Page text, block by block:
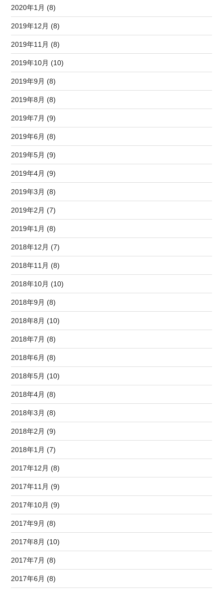
2020年1月 (8)
2019年12月 (8)
2019年11月 (8)
2019年10月 (10)
2019年9月 (8)
2019年8月 (8)
2019年7月 (9)
2019年6月 (8)
2019年5月 (9)
2019年4月 (9)
2019年3月 (8)
2019年2月 (7)
2019年1月 (8)
2018年12月 (7)
2018年11月 (8)
2018年10月 (10)
2018年9月 (8)
2018年8月 (10)
2018年7月 (8)
2018年6月 (8)
2018年5月 (10)
2018年4月 (8)
2018年3月 (8)
2018年2月 (9)
2018年1月 (7)
2017年12月 (8)
2017年11月 (9)
2017年10月 (9)
2017年9月 (8)
2017年8月 (10)
2017年7月 (8)
2017年6月 (8)